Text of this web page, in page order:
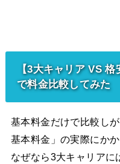
【3大キャリア VS
で料金比較してみた
基本料金だけで比較し
基本料金」の実際にか
なぜなら3大キャリアに